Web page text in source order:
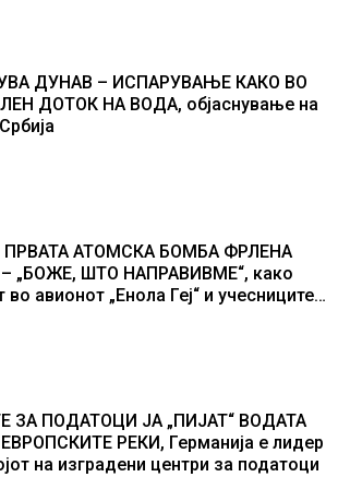
ДУНАВ – ИСПАРУВАЊЕ КАКО ВО
ДОТОК НА ВОДА, објаснување на
АТОМСКА БОМБА ФРЛЕНА
„БОЖЕ, ШТО НАПРАВИВМЕ“, како
авионот „Енола Геј“ и учесниците
историјата
ЗА ПОДАТОЦИ ЈА „ПИЈАТ“ ВОДАТА
РЕКИ, Германија е лидер
на изградени центри за податоци